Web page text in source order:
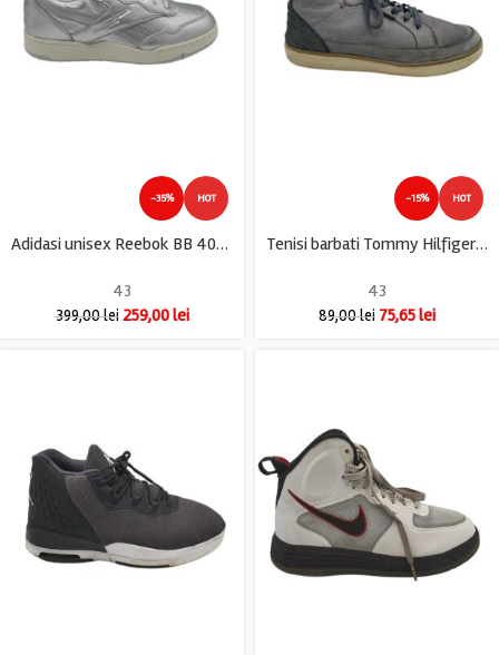
-35% HOT
Adidasi unisex Reebok BB 4000 43, piele, gri
43
399,00lei 259,00lei
-15% HOT
Tenisi barbati Tommy Hilfiger 43, piele, gri
43
89,00lei 75,65lei